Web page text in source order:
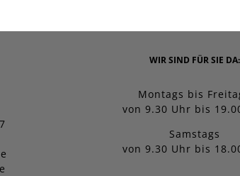
WIR SIND FÜR SIE DA:
Montags bis
von 9.30 Uhr bis
Samstags
von 9.30 Uhr bis